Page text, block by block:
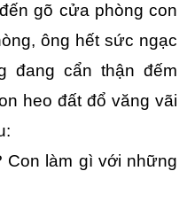
gõ cửa phòng con
ông hết sức ngạc
đang cẩn thận đếm
heo đất đổ văng vãi
Con làm gì với những